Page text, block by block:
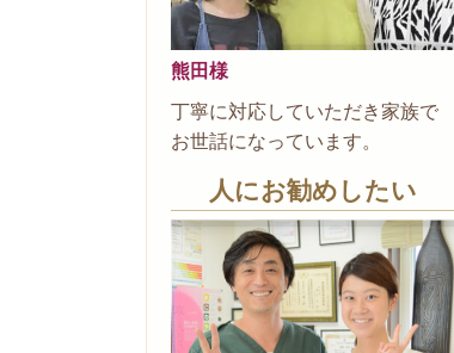
熊田様
丁寧に対応していただき家族で
お世話になっています。
人にお勧めしたい